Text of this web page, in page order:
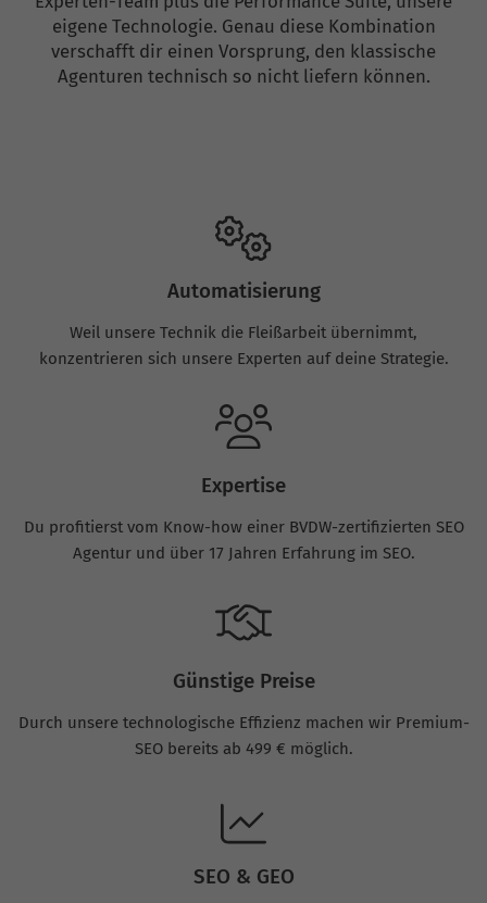
eigene Technologie. Genau diese Kombination
verschafft dir einen Vorsprung, den klassische
Agenturen technisch so nicht liefern können.
Automatisierung
Weil unsere Technik die Fleißarbeit übernimmt,
konzentrieren sich unsere Experten auf deine Strategie.
Expertise
Du profitierst vom Know-how einer BVDW-zertifizierten SEO
Agentur und über 17 Jahren Erfahrung im SEO.
Günstige Preise
Durch unsere technologische Effizienz machen wir Premium-
SEO bereits ab 499 € möglich.
SEO & GEO